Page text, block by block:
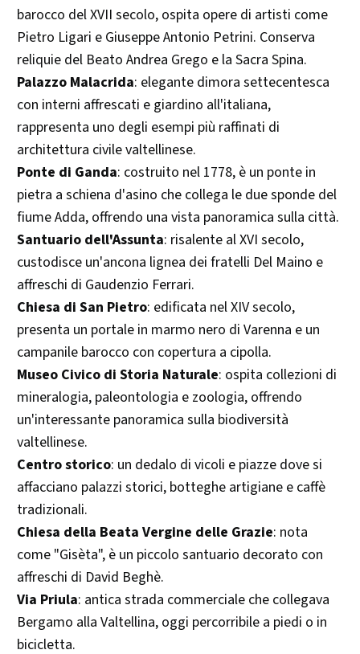
barocco del XVII secolo, ospita opere di artisti come
Pietro Ligari e Giuseppe Antonio Petrini. Conserva
reliquie del Beato Andrea Grego e la Sacra Spina.
Palazzo Malacrida: elegante dimora settecentesca
con interni affrescati e giardino all'italiana,
rappresenta uno degli esempi più raffinati di
architettura civile valtellinese.​
Ponte di Ganda: costruito nel 1778, è un ponte in
pietra a schiena d'asino che collega le due sponde del
fiume Adda, offrendo una vista panoramica sulla città.​
Santuario dell'Assunta: risalente al XVI secolo,
custodisce un'ancona lignea dei fratelli Del Maino e
affreschi di Gaudenzio Ferrari.​
Chiesa di San Pietro: edificata nel XIV secolo,
presenta un portale in marmo nero di Varenna e un
campanile barocco con copertura a cipolla.​
Museo Civico di Storia Naturale: ospita collezioni di
mineralogia, paleontologia e zoologia, offrendo
un'interessante panoramica sulla biodiversità
valtellinese.​
Centro storico: un dedalo di vicoli e piazze dove si
affacciano palazzi storici, botteghe artigiane e caffè
tradizionali.​
Chiesa della Beata Vergine delle Grazie: nota
come "Gisèta", è un piccolo santuario decorato con
affreschi di David Beghè.​
Via Priula: antica strada commerciale che collegava
Bergamo alla Valtellina, oggi percorribile a piedi o in
bicicletta.​